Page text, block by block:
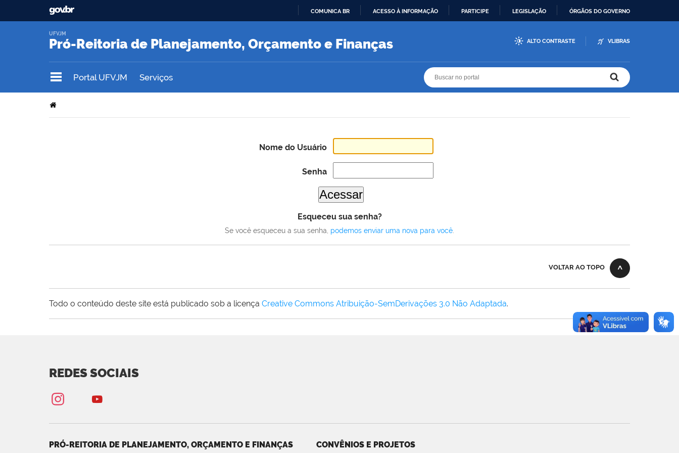
O
COMUNICA BR ACESSO À INFORMAÇÃO PARTICIPE LEGISLAÇÃO ÓRGÃOS DO GOVERNO
Pró-Reitoria de Planejamento, Orçamento e Finanças
UFVJM
ALTO CONTRASTE VLIBRAS
Portal UFVJM Serviços
Nome do Usuário
Senha
Esqueceu sua senha?
Se você esqueceu a sua senha, podemos enviar uma nova para você
VOLTAR AO TOPO
Todo o conteúdo deste site está publicado sob a licença Creative Commons Atribuição-SemDerivações 3.0 Não Adaptada.
REDES SOCIAIS
PRÓ-REITORIA DE PLANEJAMENTO, ORÇAMENTO E FINANÇAS CONVÊNIOS E PROJETOS